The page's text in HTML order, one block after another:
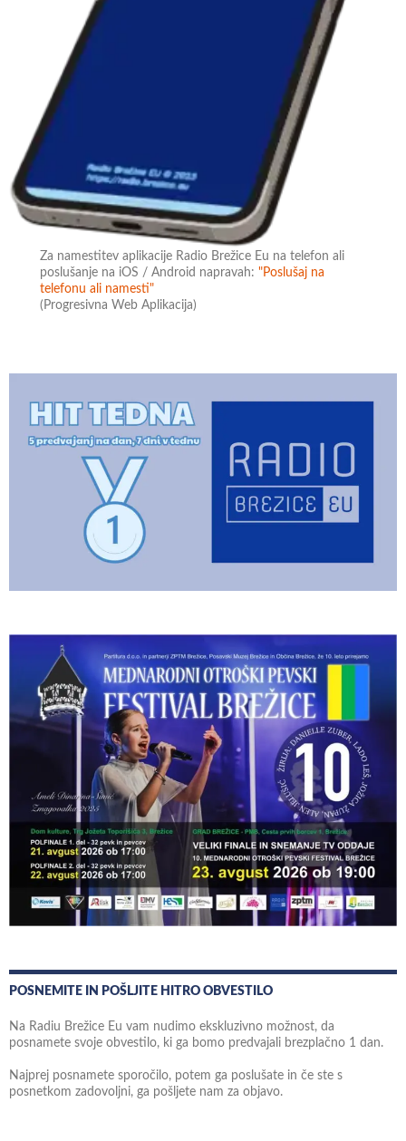
Za namestitev aplikacije Radio Brežice Eu na telefon ali
poslušanje na iOS / Android napravah:"Poslušaj na
telefonu ali namesti"
(Progresivna Web Aplikacija)
POSNEMITE IN POŠLJITE HITRO OBVESTILO
Na Radiu Brežice Eu vam nudimo ekskluzivno možnost, da
posnamete svoje obvestilo, ki ga bomo predvajali brezplačno 1 dan.
Najprej posnamete sporočilo, potem ga poslušate in če ste s
posnetkom zadovoljni, ga pošljete nam za objavo.